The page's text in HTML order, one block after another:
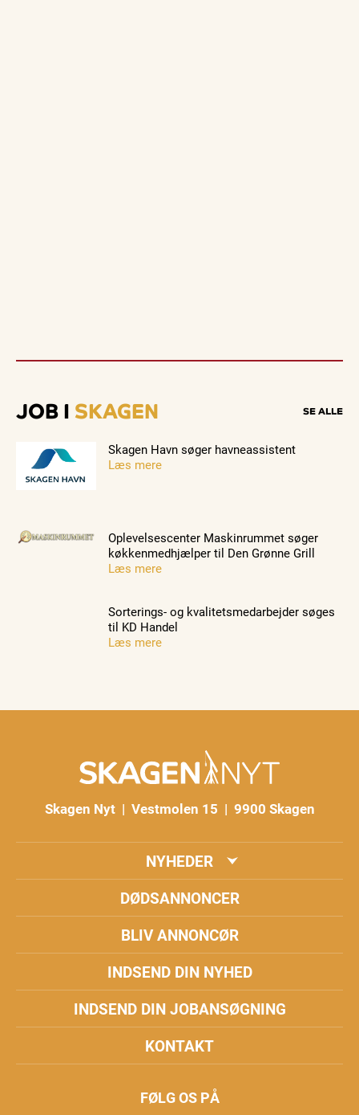
JOB I SKAGEN SE ALLE
Skagen Havn søger havneassistent
Læs mere
Oplevelsescenter Maskinrummet søger
køkkenmedhjælper til Den Grønne Grill
Læs mere
Sorterings- og kvalitetsmedarbejder søges
til KD Handel
Læs mere
Skagen Nyt | Vestmolen 15 | 9900 Skagen
NYHEDER
DØDSANNONCER
BLIV ANNONCØR
INDSEND DIN NYHED
INDSEND DIN JOBANSØGNING
KONTAKT
FØLG OS PÅ